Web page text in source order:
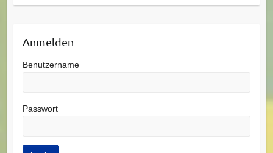
Anmelden
Benutzername
Passwort